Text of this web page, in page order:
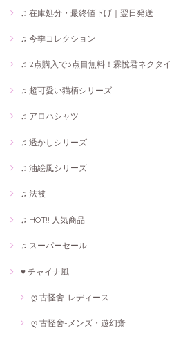
♫ 在庫処分・最終値下げ｜翌日発送
♫ 今季コレクション
♫ 2点購入で3点目無料！霖悅君ネクタイ
♫ 超可愛い猫柄シリーズ
♫ アロハシャツ
♫ 透かしシリーズ
♫ 油絵風シリーズ
♫ 法被
♫ HOT!! 人気商品
♫ スーパーセール
♥ チャイナ風
ღ 古怪舍-レディース
ღ 古怪舍-メンズ・遊幻齋